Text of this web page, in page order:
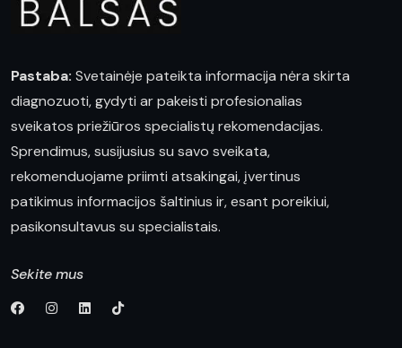
Pastaba: Svetainėje pateikta informacija nėra skirta
diagnozuoti, gydyti ar pakeisti profesionalias
sveikatos priežiūros specialistų rekomendacijas.
Sprendimus, susijusius su savo sveikata,
rekomenduojame priimti atsakingai, įvertinus
patikimus informacijos šaltinius ir, esant poreikiui,
pasikonsultavus su specialistais.
Sekite mus